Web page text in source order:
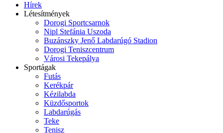
Hírek
Létesítmények
Dorogi Sportcsarnok
Nipl Stefánia Uszoda
Buzánszky Jenő Labdarúgó Stadion
Dorogi Teniszcentrum
Városi Tekepálya
Sportágak
Futás
Kerékpár
Kézilabda
Küzdősportok
Labdarúgás
Teke
Tenisz